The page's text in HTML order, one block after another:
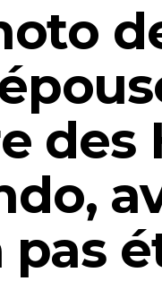
des
pas